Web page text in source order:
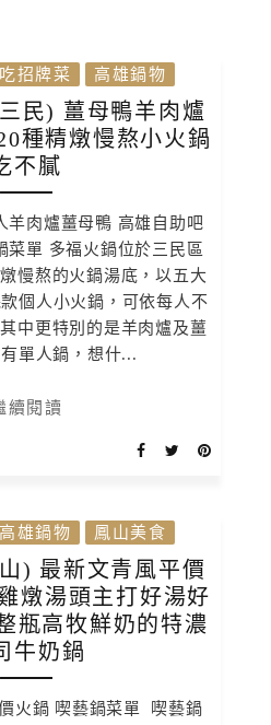
招牌菜 高雄鍋物
民) 薑母鴨羊肉爐
種精燉慢熬小火鍋
不膩
羊肉爐薑母鴨 高雄自助吧
菜單 多福火鍋位於三民區
慢熬的火鍋湯底，以五大
個人小火鍋，可依每人不
中更特別的是羊肉爐及薑
單人鍋，想什...
續閱讀
高雄鍋物 鳳山美食
) 最新文青風平價
燉湯頭主打好湯好
瓶高牧鮮奶的特濃
牛奶鍋
火鍋 喫藝鍋菜單 喫藝鍋